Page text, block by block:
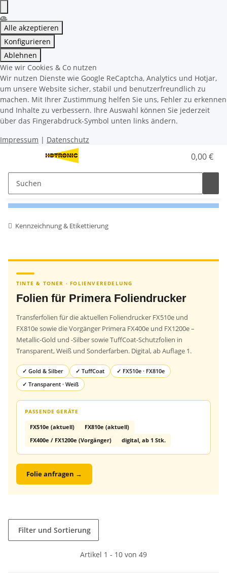
Alle akzeptieren
Konfigurieren
Ablehnen
Wie wir Cookies & Co nutzen
Wir nutzen Dienste wie Google ReCaptcha, Analytics und Hotjar,
um unsere Website sicher, stabil und benutzerfreundlich zu
machen. Mit Ihrer Zustimmung helfen Sie uns, Fehler zu erkennen
und Inhalte zu verbessern. Ihre Auswahl können Sie jederzeit
über das Fingerabdruck-Symbol unten links ändern.
Impressum | Datenschutz
0,00 €
Kennzeichnung & Etikettierung
TINTE & TONER · FOLIENVEREDELUNG
Folien für Primera Foliendrucker
Transferfolien für die aktuellen Foliendrucker FX510e und
FX810e sowie die Vorgänger Primera FX400e und FX1200e –
Metallic-Gold und -Silber sowie TuffCoat-Schutzfolien in
Transparent, Weiß und Sonderfarben. Digital, ab Auflage 1.
✓ Gold & Silber ✓ TuffCoat
✓ FX510e · FX810e
✓ Transparent · Weiß
PASSENDE GERÄTE
FX510e (aktuell)
FX810e (aktuell)
FX400e / FX1200e (Vorgänger)
digital, ab 1 Stk.
Folie anfragen →
Filter und Sortierung
Artikel 1 - 10 von 49